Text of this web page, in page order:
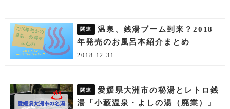
温泉、銭湯ブーム到来？2018
年発売のお風呂本紹介まとめ
2018.12.31
愛媛県大洲市の秘湯とレトロ銭
湯「小藪温泉・よしの湯（廃業）」